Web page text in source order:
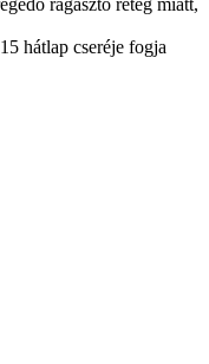
ragasztó réteg miatt,
hátlap cseréje fogja